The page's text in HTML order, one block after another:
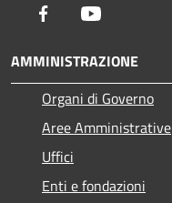
Facebook
AMMINISTRAZIONE
Organi di Governo
Aree Amministrative
Uffici
Enti e fondazioni